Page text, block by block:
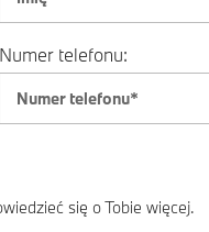
Numer telefonu:
się o Tobie więcej.